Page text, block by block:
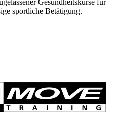
sportliche Betätigung.